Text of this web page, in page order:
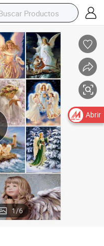
1/6
Abrir